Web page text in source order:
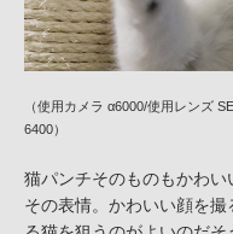
（使用カメラ α6000/使用レンズ
6400）
猫パンチそのものもかわ
その表情。かわいい顔を